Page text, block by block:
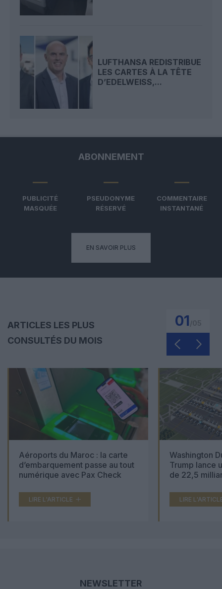
LUFTHANSA REDISTRIBUE
LES CARTES À LA TÊTE
D’EDELWEISS,...
ABONNEMENT
PUBLICITÉ
MASQUÉE
PSEUDONYME
RÉSERVÉ
COMMENTAIRE
INSTANTANÉ
EN SAVOIR PLUS
ARTICLES LES PLUS
CONSULTÉS DU MOIS
01
Aéroports du Maroc : la carte
d’embarquement passe au tout
numérique avec Pax Check
LIRE L'ARTICLE
Washington
Trump lance
de 22,5
LIRE
NEWSLETTER